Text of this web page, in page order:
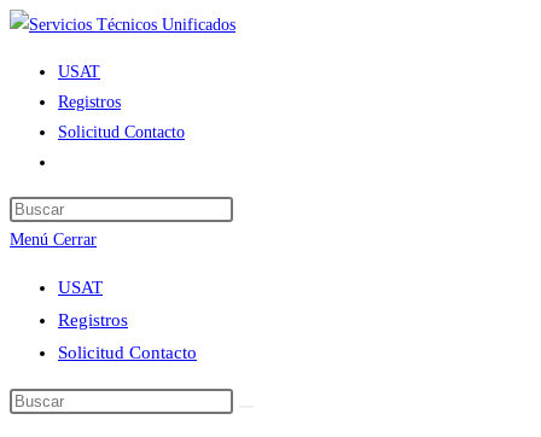
Ir
contenido
USAT
Registros
Solicitud Contacto
de
la
web
Menú Cerrar
USAT
Registros
Solicitud Contacto